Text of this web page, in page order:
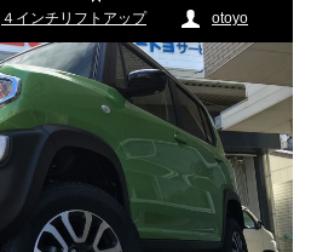
４インチリフトアップ otoyo